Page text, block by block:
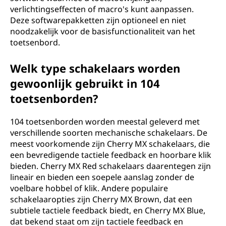
verlichtingseffecten of macro's kunt aanpassen.
Deze softwarepakketten zijn optioneel en niet
noodzakelijk voor de basisfunctionaliteit van het
toetsenbord.
Welk type schakelaars worden
gewoonlijk gebruikt in 104
toetsenborden?
104 toetsenborden worden meestal geleverd met
verschillende soorten mechanische schakelaars. De
meest voorkomende zijn Cherry MX schakelaars, die
een bevredigende tactiele feedback en hoorbare klik
bieden. Cherry MX Red schakelaars daarentegen zijn
lineair en bieden een soepele aanslag zonder de
voelbare hobbel of klik. Andere populaire
schakelaaropties zijn Cherry MX Brown, dat een
subtiele tactiele feedback biedt, en Cherry MX Blue,
dat bekend staat om zijn tactiele feedback en